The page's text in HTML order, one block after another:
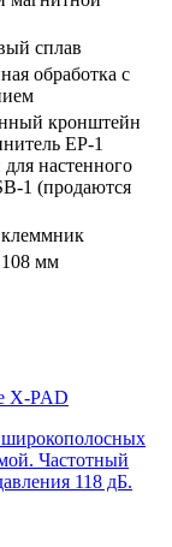
сплав
обработка с
кронштейн
EP-1
настенного
1 (продаются
мм
X-PAD
Частотный
118 дБ.